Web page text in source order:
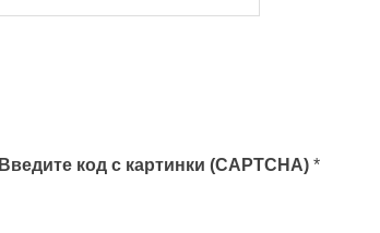
Введите код с картинки (CAPTCHA) *